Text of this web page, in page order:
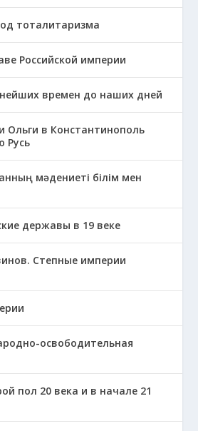
тоталитаризма
Российской империи
времен до наших дней
Ольги в Константинополь
Русь
мәдениеті білім мен
державы в 19 веке
Степные империи
освободительная
пол 20 века и в начале 21